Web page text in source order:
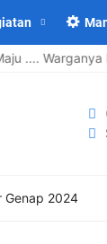
Warganya
Genap 2024